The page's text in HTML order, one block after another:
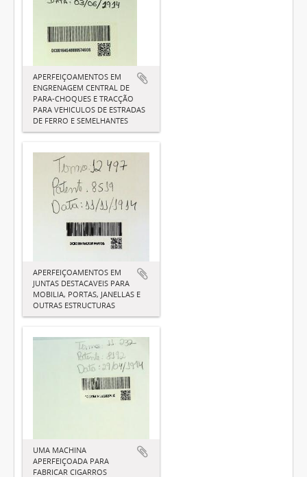
APERFEIÇOAMENTOS EM
ENGRENAGEM CENTRAL DE
PARA-CHOQUES E TRACÇÃO
PARA VEHICULOS DE ESTRADAS
DE FERRO E SEMELHANTES
APERFEIÇOAMENTOS EM
JUNTAS DESTACAVEIS PARA
MOBILIA, PORTAS, JANELLAS E
OUTRAS ESTRUCTURAS
UMA MACHINA
APERFEIÇOADA PARA
FABRICAR CIGARROS